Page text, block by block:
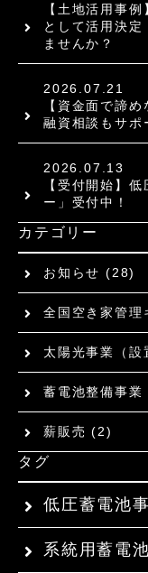
【土地活用事
として活用決
ませんか？
2026.07.21
【資金面で諦
融資相談もサポ
2026.07.13
【受付開始】
ー」受付中！
カテゴリー
お知らせ (28)
全国空き家管理
太陽光事業（設
蓄電池整備事業
薪販売 (2)
タグ
系統用蓄電
低圧蓄電池